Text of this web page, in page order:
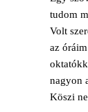
tudom
Volt
az
nagyon
Köszi